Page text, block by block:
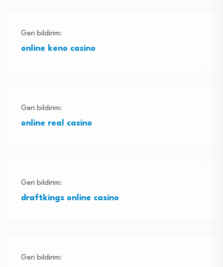
Geri bildirim:
online keno casino
Geri bildirim:
online real casino
Geri bildirim:
draftkings online casino
Geri bildirim: